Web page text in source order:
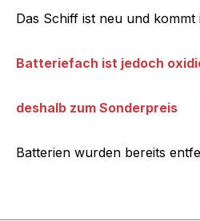
Das Schiff ist neu und
Batteriefach ist jedoch
deshalb zum Sonderpreis
Batterien wurden bereits